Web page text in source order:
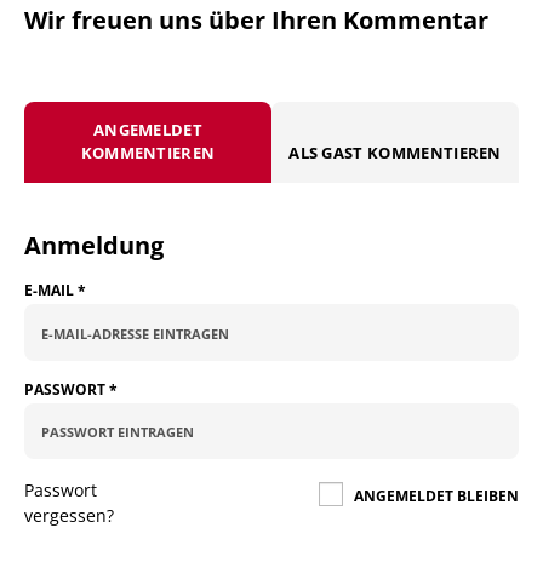
Wir freuen uns über Ihren Kommentar
ANGEMELDET
KOMMENTIEREN
ALS GAST KOMMENTIEREN
Anmeldung
E-MAIL*
PASSWORT*
Passwort
vergessen?
ANGEMELDET BLEIBEN